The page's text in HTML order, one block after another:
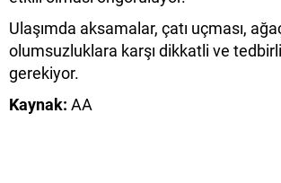
Ulaşımda aksamalar, çatı uçması,
olumsuzluklara karşı dikkatli ve
gerekiyor.
Kaynak: AA